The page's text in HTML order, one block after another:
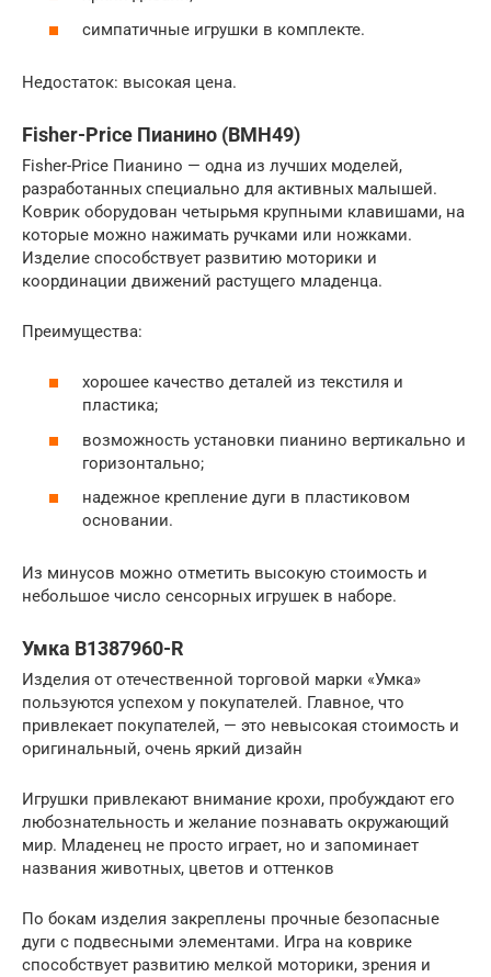
симпатичные игрушки в комплекте.
Недостаток: высокая цена.
Fisher-Price Пианино (BMH49)
Fisher-Price Пианино — одна из лучших моделей,
разработанных специально для активных малышей.
Коврик оборудован четырьмя крупными клавишами, на
которые можно нажимать ручками или ножками.
Изделие способствует развитию моторики и
координации движений растущего младенца.
Преимущества:
хорошее качество деталей из текстиля и
пластика;
возможность установки пианино вертикально и
горизонтально;
надежное крепление дуги в пластиковом
основании.
Из минусов можно отметить высокую стоимость и
небольшое число сенсорных игрушек в наборе.
Умка B1387960-R
Изделия от отечественной торговой марки «Умка»
пользуются успехом у покупателей. Главное, что
привлекает покупателей, — это невысокая стоимость и
оригинальный, очень яркий дизайн
Игрушки привлекают внимание крохи, пробуждают его
любознательность и желание познавать окружающий
мир. Младенец не просто играет, но и запоминает
названия животных, цветов и оттенков
По бокам изделия закреплены прочные безопасные
дуги с подвесными элементами. Игра на коврике
способствует развитию мелкой моторики, зрения и